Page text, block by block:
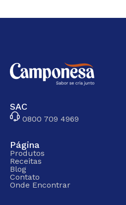
SAC
0800 709 4969
Página
Produtos
Receitas
Blog
Contato
Onde Encontrar